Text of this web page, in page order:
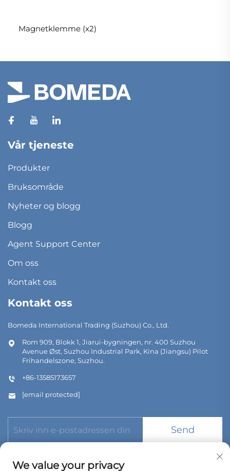
Magnetklemme (x2)
Vår tjeneste
Produkter
Bruksområde
Nyheter og blogg
Blogg
Agent Support Center
Om oss
Kontakt oss
Kontakt oss
Bomeda International Trading (Suzhou) Co., Ltd.
Rom 909, Blokk 1, Jiarui-bygningen, nr. 400 Suzhou
Avenue Øst, Suzhou Industrial Park, Kina (Jiangsu) Pilot
Frihandelszone, Suzhou.
+86-13585173657
[email protected]
Send
We value your privacy